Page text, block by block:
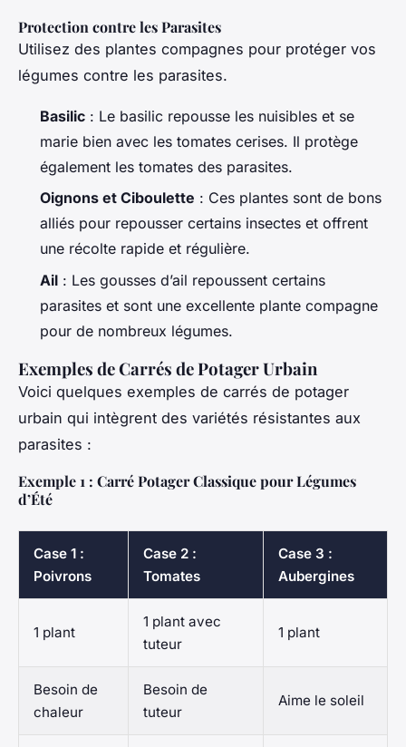
Protection contre les Parasites
Utilisez des plantes compagnes pour protéger vos
légumes contre les parasites.
Basilic : Le basilic repousse les nuisibles et se
marie bien avec les tomates cerises. Il protège
également les tomates des parasites.
Oignons et Ciboulette : Ces plantes sont de bons
alliés pour repousser certains insectes et offrent
une récolte rapide et régulière.
Ail : Les gousses d’ail repoussent certains
parasites et sont une excellente plante compagne
pour de nombreux légumes.
Exemples de Carrés de Potager Urbain
Voici quelques exemples de carrés de potager
urbain qui intègrent des variétés résistantes aux
parasites :
Exemple 1 : Carré Potager Classique pour Légumes
d’Été
Case 1 :
Poivrons
Case 2 :
Tomates
Case 3 :
Aubergines
1 plant
1 plant avec
tuteur
1 plant
Besoin de
chaleur
Besoin de
tuteur
Aime le soleil